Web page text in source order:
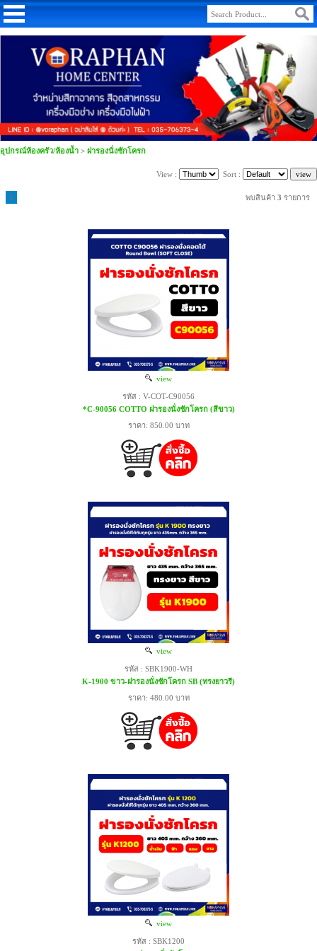
อุปกรณ์ห้องครัว/ห้องน้ำ > ฝารองนั่งชักโครก
View : Sort :
1 พบสินค้า 3 รายการ
view
รหัส : V-COT-C90056
*C-90056 COTTO ฝารองนั่งชักโครก (สีขาว)
ราคา: 850.00 บาท
view
รหัส : SBK1900-WH
K-1900 ขาว-ฝารองนั่งชักโครก SB (ทรงยาวรี)
ราคา: 480.00 บาท
view
รหัส : SBK1200